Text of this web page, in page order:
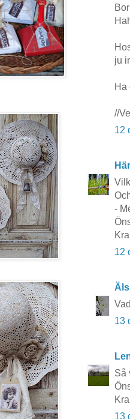
ju
Ha
//
12
-
12
13
Så
13